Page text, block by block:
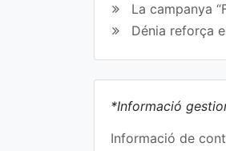
La campanya
Dénia reforça
*Informació
Informació de